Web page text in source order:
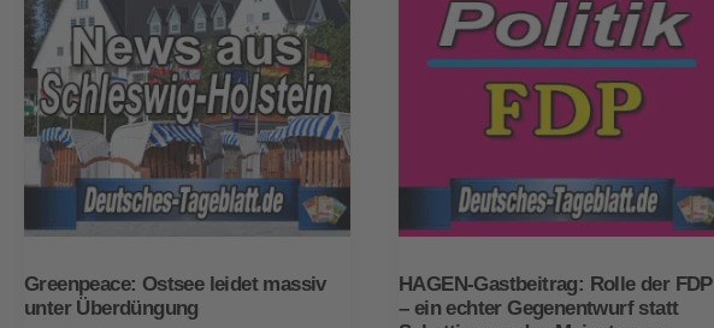
Greenpeace: Ostsee leidet massiv
unter Überdüngung
HAGEN-Gastbeitrag: Rolle der FDP
– ein echter Gegenentwurf statt